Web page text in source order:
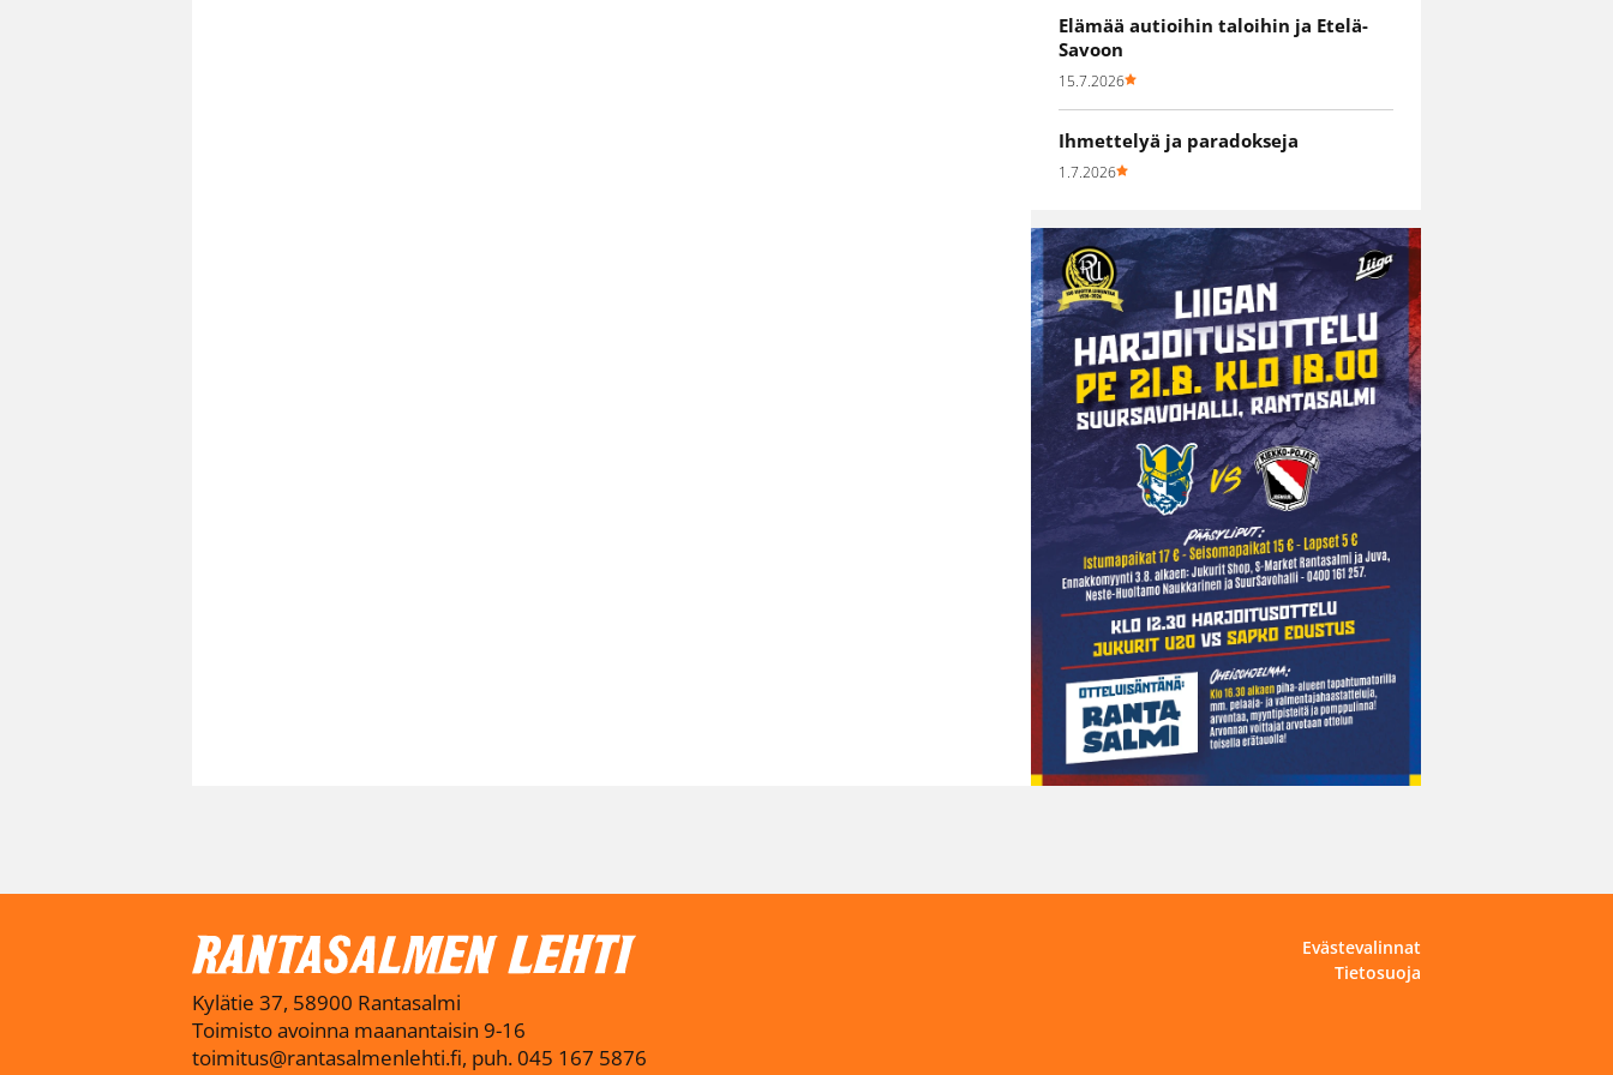
Elämää autioihin taloihin ja Etelä-
Savoon
15.7.2026
Ihmettelyä ja paradokseja
1.7.2026
Kylätie 37, 58900 Rantasalmi
Toimisto avoinna maanantaisin 9-16
toimitus@rantasalmenlehti.fi, puh. 045 167 5876
Evästevalinnat
Tietosuoja